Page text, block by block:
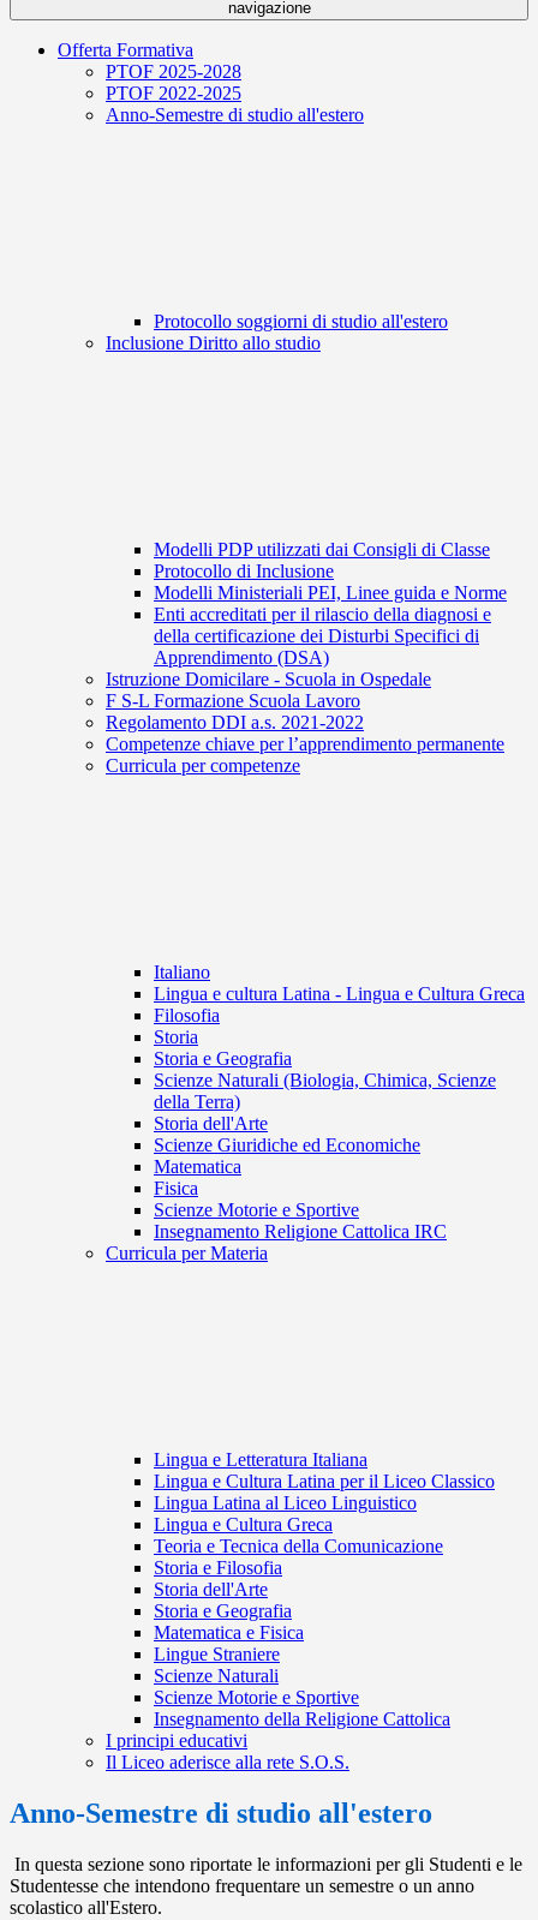
navigazione
Offerta Formativa
PTOF 2025-2028
PTOF 2022-2025
Anno-Semestre di studio all'estero
Protocollo soggiorni di studio all'estero
Inclusione Diritto allo studio
Modelli PDP utilizzati dai Consigli di Classe
Protocollo di Inclusione
Modelli Ministeriali PEI, Linee guida e Norme
Enti accreditati per il rilascio della diagnosi e
della certificazione dei Disturbi Specifici di
Apprendimento (DSA)
Istruzione Domicilare - Scuola in Ospedale
F S-L Formazione Scuola Lavoro
Regolamento DDI a.s. 2021-2022
Competenze chiave per l’apprendimento permanente
Curricula per competenze
Italiano
Lingua e cultura Latina - Lingua e Cultura Greca
Filosofia
Storia
Storia e Geografia
Scienze Naturali (Biologia, Chimica, Scienze
della Terra)
Storia dell'Arte
Scienze Giuridiche ed Economiche
Matematica
Fisica
Scienze Motorie e Sportive
Insegnamento Religione Cattolica IRC
Curricula per Materia
Lingua e Letteratura Italiana
Lingua e Cultura Latina per il Liceo Classico
Lingua Latina al Liceo Linguistico
Lingua e Cultura Greca
Teoria e Tecnica della Comunicazione
Storia e Filosofia
Storia dell'Arte
Storia e Geografia
Matematica e Fisica
Lingue Straniere
Scienze Naturali
Scienze Motorie e Sportive
Insegnamento della Religione Cattolica
I principi educativi
Il Liceo aderisce alla rete S.O.S.
Anno-Semestre di studio all'estero
In questa sezione sono riportate le informazioni per gli Studenti e le
Studentesse che intendono frequentare un semestre o un anno
scolastico all'Estero.